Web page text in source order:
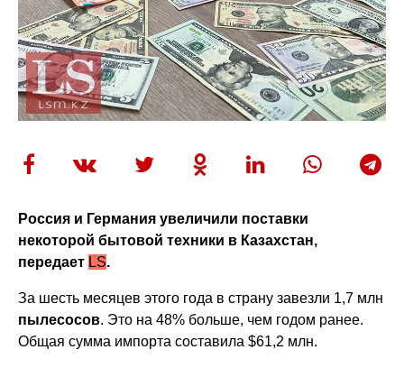
Россия и Германия увеличили поставки
некоторой бытовой техники в Казахстан,
передает LS.
За шесть месяцев этого года в страну завезли 1,7 млн
пылесосов. Это на 48% больше, чем годом ранее.
Общая сумма импорта составила $61,2 млн.